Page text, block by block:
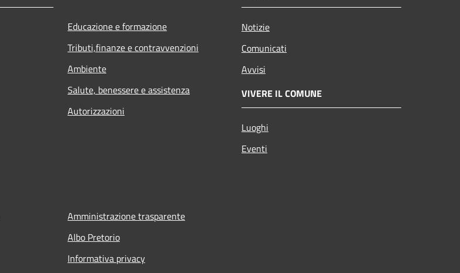
Educazione e formazione
Tributi,finanze e contravvenzioni
Ambiente
Salute, benessere e assistenza
Autorizzazioni
Notizie
Comunicati
Avvisi
VIVERE IL COMUNE
Luoghi
Eventi
Amministrazione trasparente
Albo Pretorio
Informativa privacy